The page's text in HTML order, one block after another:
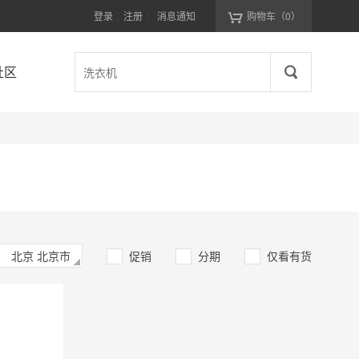
购物车（0）
登录 注册 消息通知
区
北京 北京市 促销 分期 仅看有货